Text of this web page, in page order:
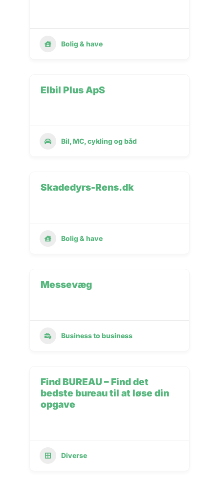
Bolig & have
Elbil Plus ApS
Bil, MC, cykling og båd
Skadedyrs-Rens.dk
Bolig & have
Messevæg
Business to business
Find BUREAU – Find det
bedste bureau til at løse din
opgave
Diverse